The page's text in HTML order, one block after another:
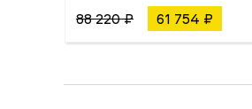
88 220 ₽ 61 754 ₽